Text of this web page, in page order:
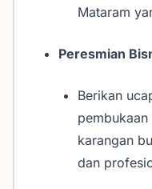
Mataram
Peresmian
Berikan
karangan
dan